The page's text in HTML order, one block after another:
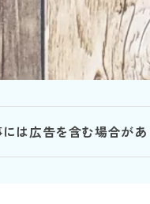
には広告を含む場合があ